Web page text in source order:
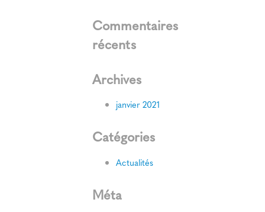
Commentaires
récents
Archives
janvier 2021
Catégories
Actualités
Méta